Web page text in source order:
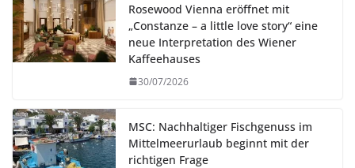
Rosewood Vienna eröffnet mit
„Constanze – a little love story“ eine
neue Interpretation des Wiener
Kaffeehauses
30/07/2026
MSC: Nachhaltiger Fischgenuss im
Mittelmeerurlaub beginnt mit der
richtigen Frage